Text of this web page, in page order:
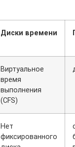
Диски времени
Виртуальное
время
выполнения
(CFS)
Нет
фиксированного